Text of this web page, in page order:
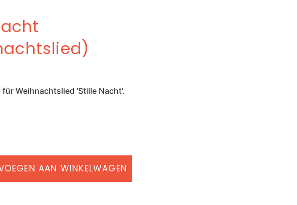
Weihnachtslied ‘Stille Nacht’.
AAN WINKELWAGEN